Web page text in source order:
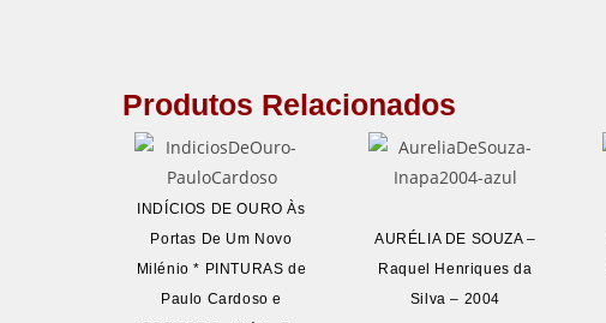
Produtos Relacionados
INDÍCIOS DE OURO Às
Portas De Um Novo
Milénio * PINTURAS de
Paulo Cardoso e
AURÉLIA DE SOUZA –
Raquel Henriques da
Silva – 2004